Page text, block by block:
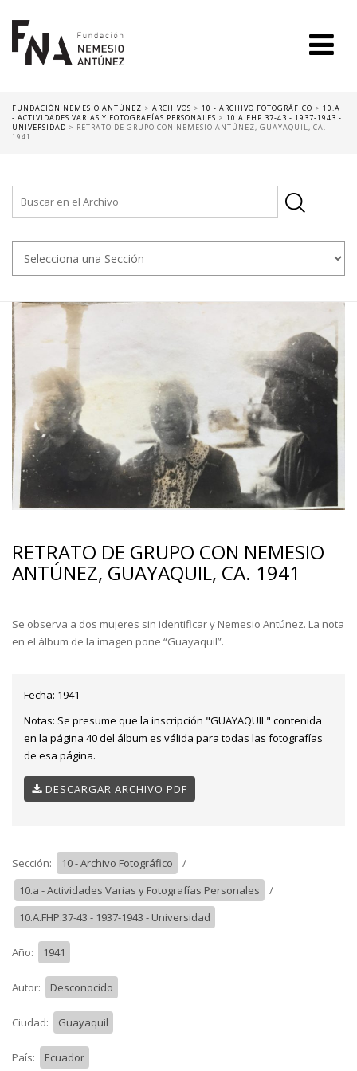
FUNDACIÓN NEMESIO ANTÚNEZ > ARCHIVOS > 10 - ARCHIVO FOTOGRÁFICO > 10.A
- ACTIVIDADES VARIAS Y FOTOGRAFÍAS PERSONALES > 10.A.FHP.37-43 - 1937-1943 -
UNIVERSIDAD > RETRATO DE GRUPO CON NEMESIO ANTÚNEZ, GUAYAQUIL, CA.
1941
RETRATO DE GRUPO CON NEMESIO
ANTÚNEZ, GUAYAQUIL, CA. 1941
Se observa a dos mujeres sin identificar y Nemesio Antúnez. La nota
en el álbum de la imagen pone “Guayaquil”.
Fecha: 1941
Notas: Se presume que la inscripción "GUAYAQUIL" contenida
en la página 40 del álbum es válida para todas las fotografías
de esa página.
DESCARGAR ARCHIVO PDF
Sección: 10 - Archivo Fotográfico
/
10.a - Actividades Varias y Fotografías Personales
/
10.A.FHP.37-43 - 1937-1943 - Universidad
Año: 1941
Autor: Desconocido
Ciudad: Guayaquil
País: Ecuador